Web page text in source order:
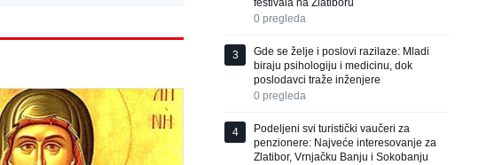
0 pregleda
3
Gde se želje i poslovi razilaze: Mladi
biraju psihologiju i medicinu, dok
poslodavci traže inženjere
0 pregleda
4
Podeljeni svi turistički vaučeri za
penzionere: Najveće interesovanje za
Zlatibor, Vrnjačku Banju i Sokobanju